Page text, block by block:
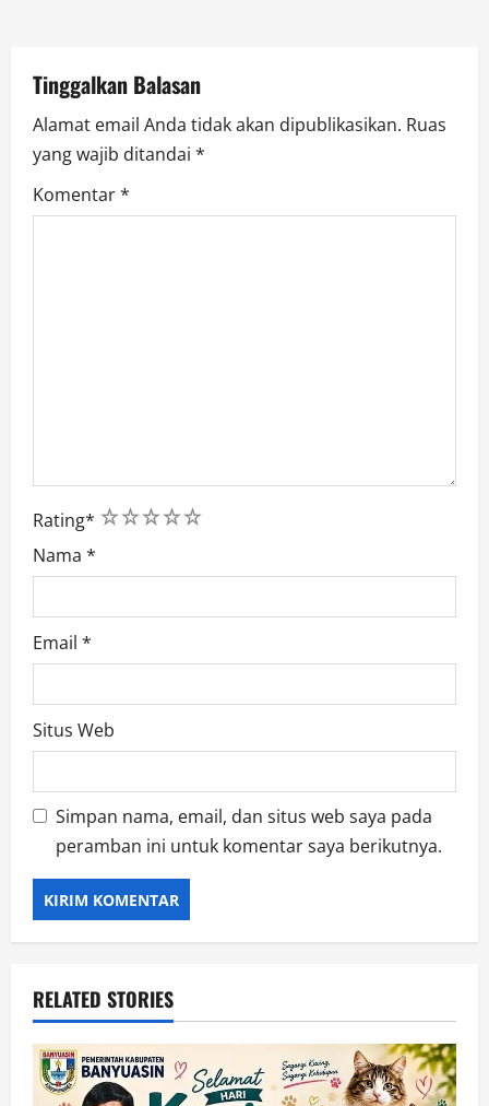
o
n
Tinggalkan Balasan
Alamat email Anda tidak akan dipublikasikan. Ruas
yang wajib ditandai *
Komentar*
Rating* 5
4
3
2
1
Nama *
Email *
Situs Web
Simpan nama, email, dan situs web saya pada
peramban ini untuk komentar saya berikutnya.
RELATED STORIES